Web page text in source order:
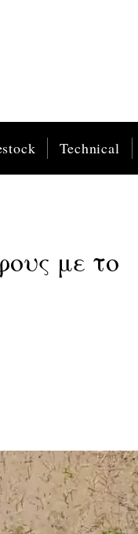
Technical
με το